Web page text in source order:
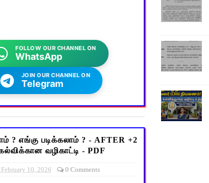
FOLLOW OUR CHANNEL ON
WhatsApp
JOIN OUR CHANNEL ON
Telegram
? எங்கு படிக்கலாம் ? - AFTER +2
வழிகாட்டி - PDF
February 10, 2026 0 Comments